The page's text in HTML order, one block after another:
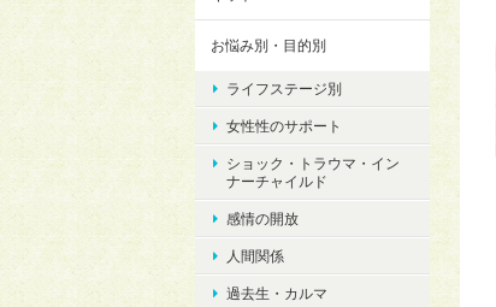
お悩み別・目的別
ライフステージ別
女性性のサポート
ショック・トラウマ・イン
ナーチャイルド
感情の開放
人間関係
過去生・カルマ